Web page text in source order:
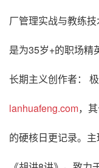
厂管理实战与教练
是为35岁+的职场精
长期主义创作者：
lanhuafeng.com，
的硬核日更记录。